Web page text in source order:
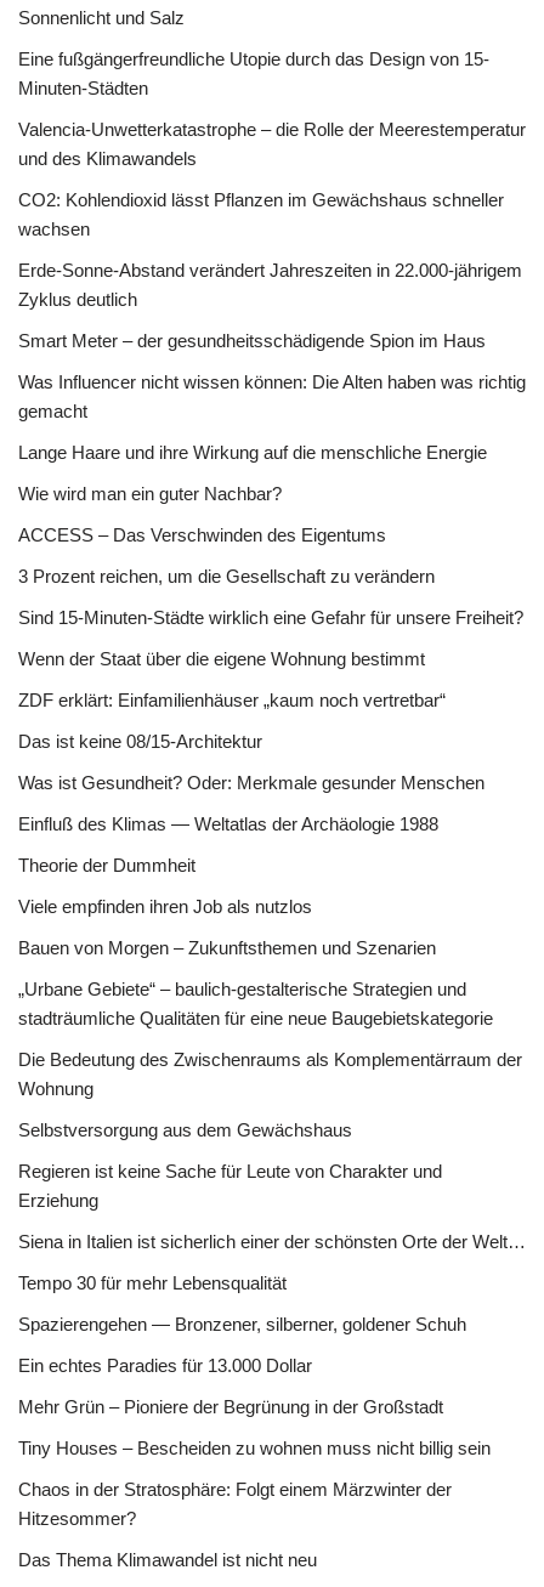
Sonnenlicht und Salz
Eine fußgängerfreundliche Utopie durch das Design von 15-
Minuten-Städten
Valencia-Unwetterkatastrophe – die Rolle der Meerestemperatur
und des Klimawandels
CO2: Kohlendioxid lässt Pflanzen im Gewächshaus schneller
wachsen
Erde-Sonne-Abstand verändert Jahreszeiten in 22.000-jährigem
Zyklus deutlich
Smart Meter – der gesundheitsschädigende Spion im Haus
Was Influencer nicht wissen können: Die Alten haben was richtig
gemacht
Lange Haare und ihre Wirkung auf die menschliche Energie
Wie wird man ein guter Nachbar?
ACCESS – Das Verschwinden des Eigentums
3 Prozent reichen, um die Gesellschaft zu verändern
Sind 15-Minuten-Städte wirklich eine Gefahr für unsere Freiheit?
Wenn der Staat über die eigene Wohnung bestimmt
ZDF erklärt: Einfamilienhäuser „kaum noch vertretbar“
Das ist keine 08/15-Architektur
Was ist Gesundheit? Oder: Merkmale gesunder Menschen
Einfluß des Klimas — Weltatlas der Archäologie 1988
Theorie der Dummheit
Viele empfinden ihren Job als nutzlos
Bauen von Morgen – Zukunftsthemen und Szenarien
„Urbane Gebiete“ – baulich-gestalterische Strategien und
stadträumliche Qualitäten für eine neue Baugebietskategorie
Die Bedeutung des Zwischenraums als Komplementärraum der
Wohnung
Selbstversorgung aus dem Gewächshaus
Regieren ist keine Sache für Leute von Charakter und
Erziehung
Siena in Italien ist sicherlich einer der schönsten Orte der Welt…
Tempo 30 für mehr Lebensqualität
Spazierengehen — Bronzener, silberner, goldener Schuh
Ein echtes Paradies für 13.000 Dollar
Mehr Grün – Pioniere der Begrünung in der Großstadt
Tiny Houses – Bescheiden zu wohnen muss nicht billig sein
Chaos in der Stratosphäre: Folgt einem Märzwinter der
Hitzesommer?
Das Thema Klimawandel ist nicht neu